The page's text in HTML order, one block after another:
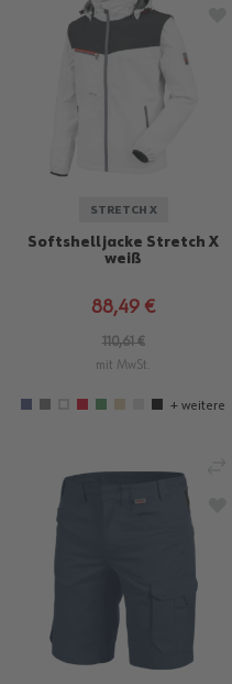
STRETCH X
Softshelljacke Stretch X
weiß
88,49 €
110,61 €
mit MwSt.
+ weitere